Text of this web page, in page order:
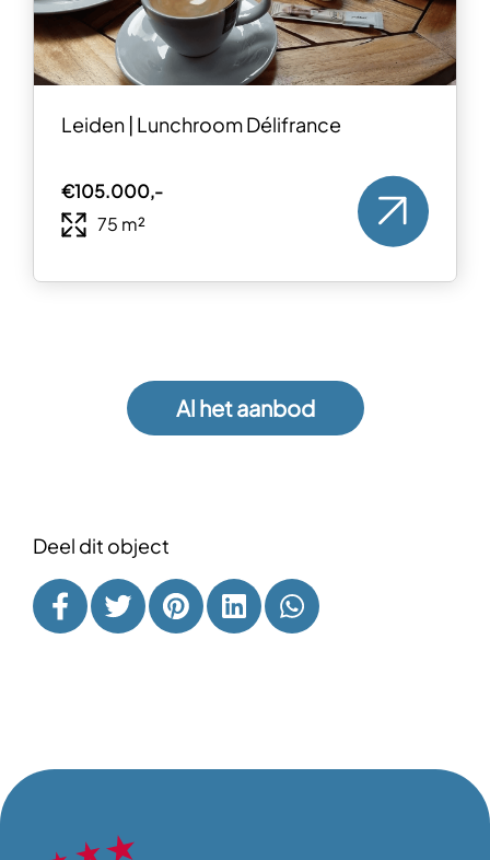
Leiden | Lunchroom Délifrance
€105.000,-
75 m²
Al het aanbod
Deel dit object